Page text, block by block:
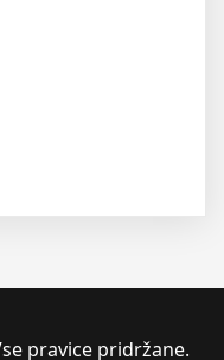
pravice pridržane.